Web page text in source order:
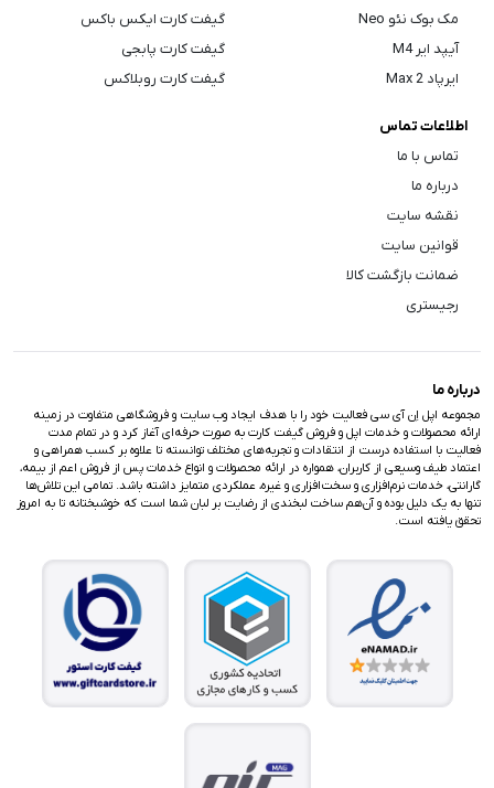
مک بوک نئو Neo
آیپد ایر M4
ایرپاد Max 2
گیفت کارت ایکس باکس
گیفت کارت پابجی
گیفت کارت روبلاکس
اطلاعات تماس
تماس با ما
درباره ما
نقشه سایت
قوانین سایت
ضمانت بازگشت کالا
رجیستری
درباره ما
مجموعه اپل اِن آی سی فعالیت خود را با هدف ایجاد وب سایت و فروشگاهی متفاوت در زمینه
ارائه محصولات و خدمات اپل و فروش گیفت کارت به صورت حرفه‌ای آغاز کرد و در تمام مدت
فعالیت با استفاده درست از انتقادات و تجربه‌های مختلف توانسته تا علاوه بر کسب همراهی و
اعتماد طیف وسیعی از کاربران، همواره در ارائه محصولات و انواع خدمات پس از فروش اعم از بیمه،
گارانتی، خدمات نرم‌افزاری و سخت‌افزاری و غیره، عملکردی متمایز داشته باشد. تمامی این تلاش‌ها
تنها به یک دلیل بوده و آن‌هم ساخت لبخندی از رضایت بر لبان شما است که خوشبختانه تا به امروز
تحقق یافته است.